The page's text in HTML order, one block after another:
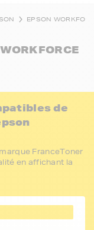
EPSON
de
FranceToner
en affichant la